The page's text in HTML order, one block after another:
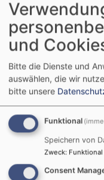
Die
Unternehmungen
und
Bitte die Dienste und
auswählen, die wir
bitte unsere
Funktional
Speichern von
Zweck: Funktional
Consent